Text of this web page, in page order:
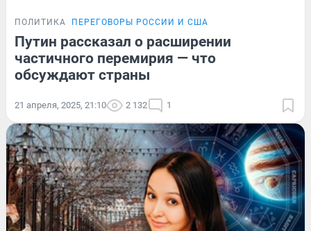
ПОЛИТИКА ПЕРЕГОВОРЫ РОССИИ И США
Путин рассказал о расширении
частичного перемирия — что
обсуждают страны
21 апреля, 2025, 21:10 2 132 1